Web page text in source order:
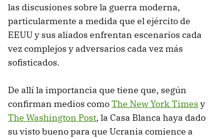
las discusiones sobre la guerra moderna,
particularmente a medida que el ejército de
EEUU y sus aliados enfrentan escenarios cada
vez complejos y adversarios cada vez más
sofisticados.
De allí la importancia que tiene que, según
confirman medios comoThe New York Times y
The Washington Post, la Casa Blanca haya dado
su visto bueno para que Ucrania comience a